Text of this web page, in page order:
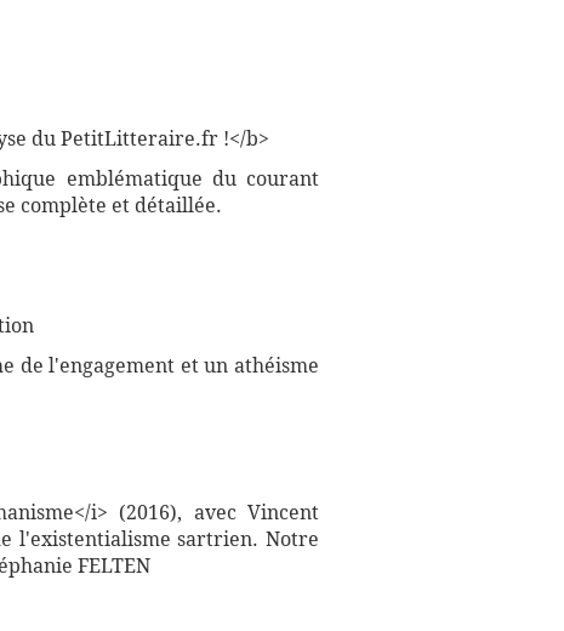
du PetitLitteraire.fr !</b>
emblématique du courant
complète et détaillée.
de l'engagement et un athéisme
i> (2016), avec Vincent
l'existentialisme sartrien. Notre
FELTEN